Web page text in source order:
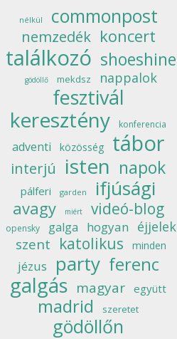
nélkül commonpost
nemzedék koncert
találkozó shoeshine
gödöllő mekdsz nappalok
fesztivál
keresztény konferencia
adventi közösség tábor
interjú isten napok
pálferi garden ifjúsági
avagy miért videó-blog
opensky galga hogyan éjjelek
szent katolikus minden
jézus party ferenc
galgás magyar együtt
madrid szeretet
gödöllőn